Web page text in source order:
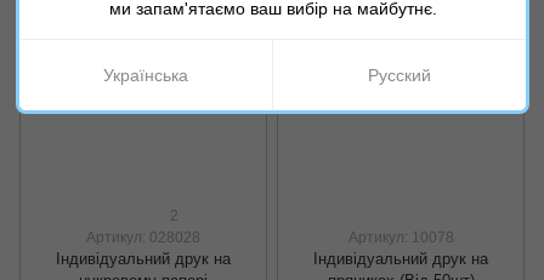
2
Артикул: 028028
Індивідуальний друк на
Артикул: 10078
Індивідуальний друк на
ми запам'ятаємо ваш вибір на майбутнє.
Українська Русский